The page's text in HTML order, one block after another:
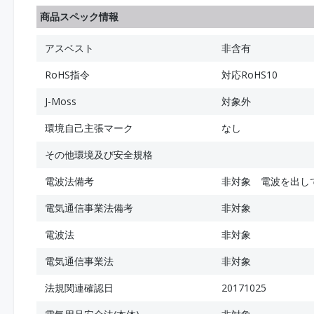
商品スペック情報
アスベスト
非含有
RoHS指令
対応RoHS10
J-Moss
対象外
環境自己主張マーク
なし
その他環境及び安全規格
電波法備考
非対象 電波を出し
電気通信事業法備考
非対象
電波法
非対象
電気通信事業法
非対象
法規関連確認日
20171025